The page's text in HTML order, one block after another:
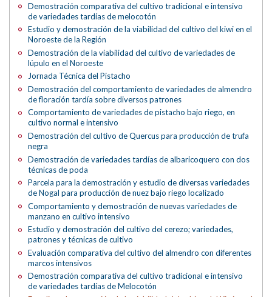
Demostración comparativa del cultivo tradicional e intensivo
de variedades tardías de melocotón
Estudio y demostración de la viabilidad del cultivo del kiwi en el
Noroeste de la Región
Demostración de la viabilidad del cultivo de variedades de
lúpulo en el Noroeste
Jornada Técnica del Pistacho
Demostración del comportamiento de variedades de almendro
de floración tardía sobre diversos patrones
Comportamiento de variedades de pistacho bajo riego, en
cultivo normal e intensivo
Demostración del cultivo de Quercus para producción de trufa
negra
Demostración de variedades tardías de albaricoquero con dos
técnicas de poda
Parcela para la demostración y estudio de diversas variedades
de Nogal para producción de nuez bajo riego localizado
Comportamiento y demostración de nuevas variedades de
manzano en cultivo intensivo
Estudio y demostración del cultivo del cerezo; variedades,
patrones y técnicas de cultivo
Evaluación comparativa del cultivo del almendro con diferentes
marcos intensivos
Demostración comparativa del cultivo tradicional e intensivo
de variedades tardías de Melocotón